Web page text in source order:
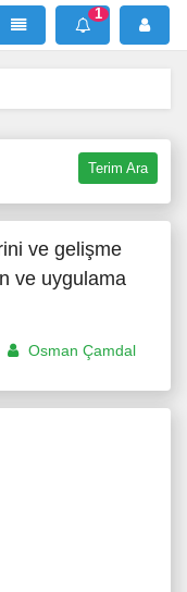
MenÜ Mesaj
1
Terim Ara
ve gelişme
ve uygulama
Osman Çamdal